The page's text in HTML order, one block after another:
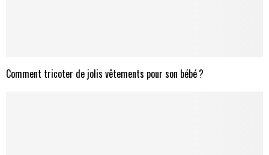
Comment tricoter de jolis vêtements pour son bébé ?